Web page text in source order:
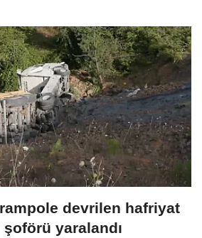
devrilen hafriyat
yaralandı